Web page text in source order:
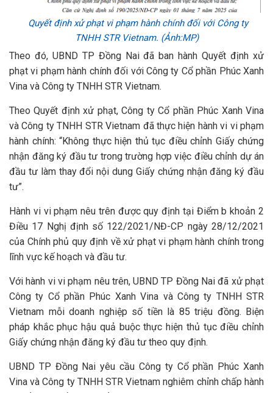
Quyết định xử phạt vi phạm hành chính đối với Công ty
TNHH STR Vietnam. (Ảnh:MP)
Theo đó, UBND TP Đồng Nai đã ban hành Quyết định xử
phạt vi phạm hành chính đối với Công ty Cổ phần Phúc Xanh
Vina và Công ty TNHH STR Vietnam.
Theo Quyết định xử phạt, Công ty Cổ phần Phúc Xanh Vina
và Công ty TNHH STR Vietnam đã thực hiện hành vi vi phạm
hành chính: “Không thực hiện thủ tục điều chỉnh Giấy chứng
nhận đăng ký đầu tư trong trường hợp việc điều chỉnh dự án
đầu tư làm thay đổi nội dung Giấy chứng nhận đăng ký đầu
tư”.
Hành vi vi phạm nêu trên được quy định tại Điểm b khoản 2
Điều 17 Nghị định số 122/2021/NĐ-CP ngày 28/12/2021
của Chính phủ quy định về xử phạt vi phạm hành chính trong
lĩnh vực kế hoạch và đầu tư.
Với hành vi vi phạm nêu trên, UBND TP Đồng Nai đã xử phạt
Công ty Cổ phần Phúc Xanh Vina và Công ty TNHH STR
Vietnam mỗi doanh nghiệp số tiền là 85 triệu đồng. Biện
pháp khắc phục hậu quả buộc thực hiện thủ tục điều chỉnh
Giấy chứng nhận đăng ký đầu tư theo quy định.
UBND TP Đồng Nai yêu cầu Công ty Cổ phần Phúc Xanh
Vina và Công ty TNHH STR Vietnam nghiêm chỉnh chấp hành